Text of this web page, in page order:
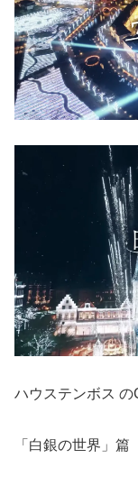
ハウステンボス の
「白銀の世界」篇